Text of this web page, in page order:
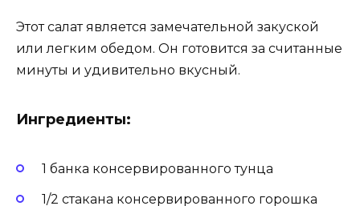
Этот салат является замечательной закуской
или легким обедом. Он готовится за считанные
минуты и удивительно вкусный.
Ингредиенты:
1 банка консервированного тунца
1/2 стакана консервированного горошка